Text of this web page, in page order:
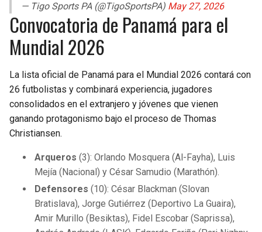
— Tigo Sports PA (@TigoSportsPA) May 27, 2026
Convocatoria de Panamá para el
Mundial 2026
La lista oficial de Panamá para el Mundial 2026 contará con
26 futbolistas y combinará experiencia, jugadores
consolidados en el extranjero y jóvenes que vienen
ganando protagonismo bajo el proceso de Thomas
Christiansen.
Arqueros (3): Orlando Mosquera (Al-Fayha), Luis
Mejía (Nacional) y César Samudio (Marathón).
Defensores (10): César Blackman (Slovan
Bratislava), Jorge Gutiérrez (Deportivo La Guaira),
Amir Murillo (Besiktas), Fidel Escobar (Saprissa),